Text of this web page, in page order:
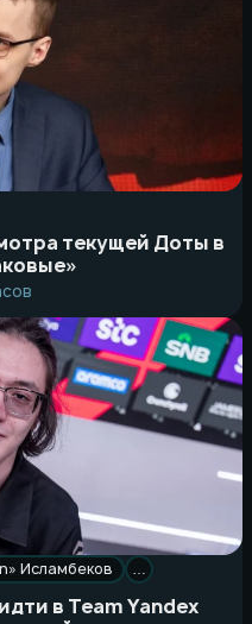
текущей Доты в
Исламбеков …
в Team Yandex